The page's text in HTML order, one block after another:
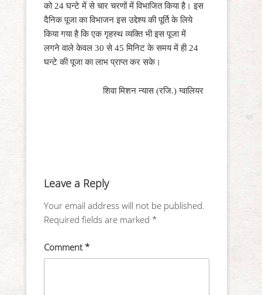
को 24 घन्टे में से चार चरणों में विभाजित किया है। इस
दैनिक पूजा का विभाजन इस उद्देश्य की पूर्ति के लिये
किया गया है कि एक गृहस्थ व्यक्ति भी इस पूजा में
लगने वाले केवल 30 से 45 मिनिट के समय में ही 24
घन्टे की पूजा का लाभ प्राप्त कर सके।
शिवा मिशन न्यास (रजि.) ग्वालियर
Leave a Reply
Your email address will not be published.
Required fields are marked *
Comment*